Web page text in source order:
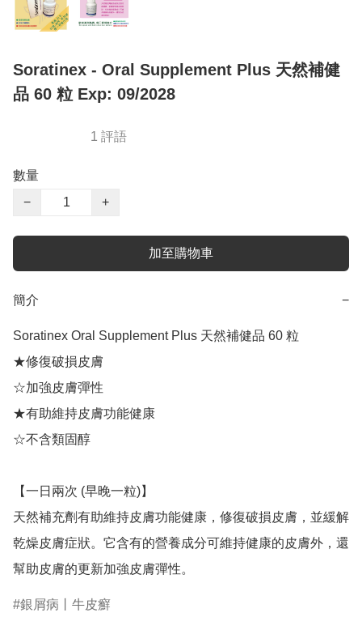
Soratinex - Oral Supplement Plus 天然補健
品 60 粒 Exp: 09/2028
1 評語
數量
−
+
加至購物車
簡介 −
Soratinex Oral Supplement Plus 天然補健品 60 粒
★修復破損皮膚
☆加強皮膚彈性
★有助維持皮膚功能健康
☆不含類固醇
【一日兩次 (早晚一粒)】
天然補充劑有助維持皮膚功能健康，修復破損皮膚，並緩解
乾燥皮膚症狀。它含有的營養成分可維持健康的皮膚外，還
幫助皮膚的更新加強皮膚彈性。
銀屑病丨牛皮癬